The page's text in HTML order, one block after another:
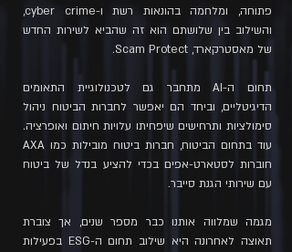
פתוחה, ומלחמה בהונאות רשת ו-cyber crime,
והשילוב בין שלושתם הוא זה שהביא לשירות החדש
של מאסטרקארד, Scam Protect.
תחום ה-AI מתחבר גם לטכנולוגיית התאומים
הדיגיטליים, וביחד הם יאפשר לחברות הביטוח ניהול
סימולציות ותרחישים שיפחיתו עלויות חיתום ואופרציה.
עוד בתחום הביטוח, חברות ביטוח מובילות כמו AXA
חוברות לסטארט-אפים בכדי להציע בנדל של ביטוח
עם שירותי הגנת סייבר.
מגמה שמלווה אותנו כבר מספר שנים, אך צוברת
תאוצה לאחרונה היא שילוב תחום ה-ESG בפעילות